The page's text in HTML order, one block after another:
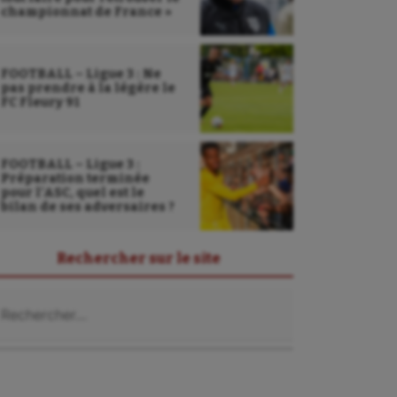
championnat de France »
FOOTBALL – Ligue 3 : Ne
pas prendre à la légère le
FC Fleury 91
FOOTBALL – Ligue 3 :
Préparation terminée
pour l’ASC, quel est le
bilan de ses adversaires ?
Rechercher sur le site